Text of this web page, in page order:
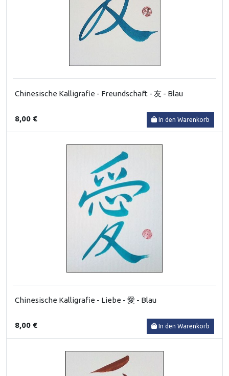
Chinesische Kalligrafie - Freundschaft - 友 - Blau
8,00 € In den Warenkorb
Chinesische Kalligrafie - Liebe - 愛 - Blau
8,00 € In den Warenkorb